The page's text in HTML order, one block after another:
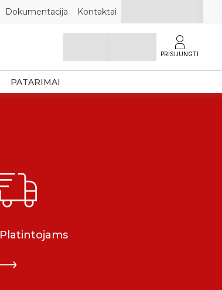
Dokumentacija Kontaktai
PRISIJUNGTI
PATARIMAI
Platintojams